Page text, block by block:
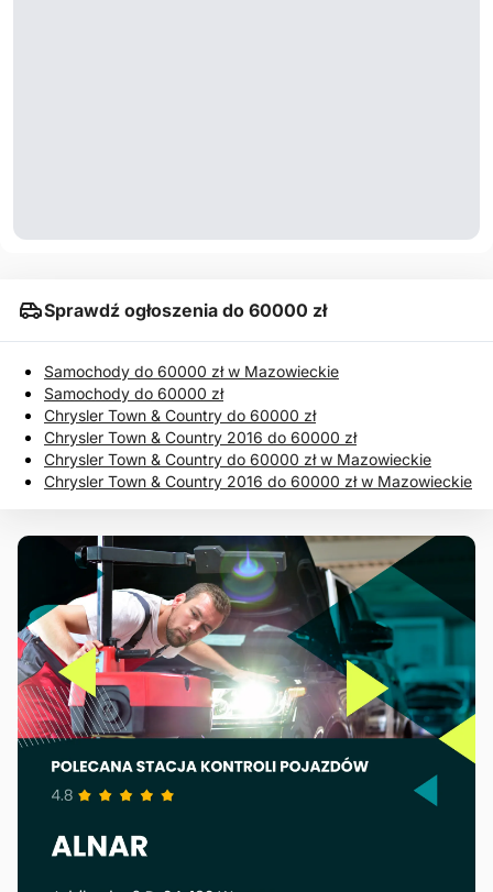
Sprawdź ogłoszenia do 60000 zł
Samochody do 60000 zł w Mazowieckie
Samochody do 60000 zł
Chrysler Town & Country do 60000 zł
Chrysler Town & Country 2016 do 60000 zł
Chrysler Town & Country do 60000 zł w Mazowieckie
Chrysler Town & Country 2016 do 60000 zł w Mazowieckie